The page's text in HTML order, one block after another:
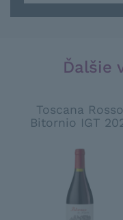
Ďalšie
Toscana Rosso
Bitornio IGT